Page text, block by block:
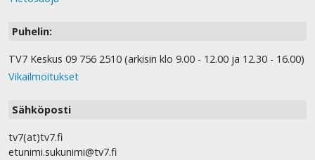
Puhelin:
TV7 Keskus 09 756 2510 (arkisin klo 9.00 - 12.00 ja 12.30 - 16.00)
Vikailmoitukset
Sähköposti
tv7(at)tv7.fi
etunimi.sukunimi@tv7.fi